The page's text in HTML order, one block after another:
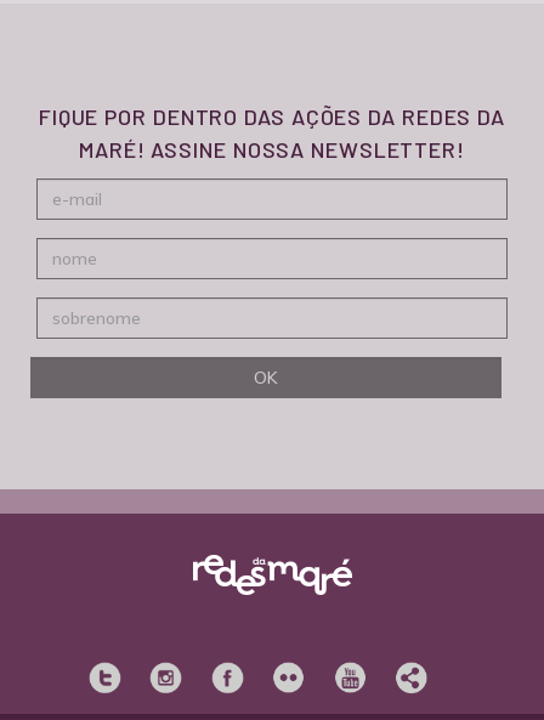
FIQUE POR DENTRO DAS AÇÕES DA REDES DA
MARÉ! ASSINE NOSSA NEWSLETTER!